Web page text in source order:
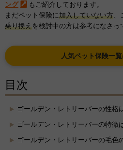
ング
もご紹介しております。
まだペット保険に加入していない方、
乗り換えを検討中の方は参考になさっ
人気ペット保険一
目次
ゴールデン・レトリーバーの性格
ゴールデン・レトリーバーの特徴
ゴールデン・レトリーバーの毛色